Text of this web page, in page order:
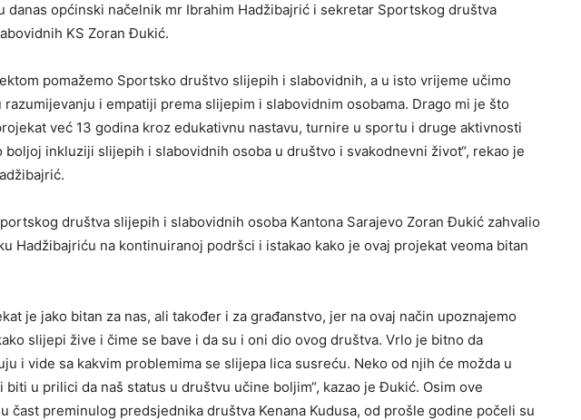
danas općinski načelnik mr Ibrahim Hadžibajrić i sekretar Sportskog društva
KS Zoran Đukić.
pomažemo Sportsko društvo slijepih i slabovidnih, a u isto vrijeme učimo
razumijevanju i empatiji prema slijepim i slabovidnim osobama. Drago mi je što
već 13 godina kroz edukativnu nastavu, turnire u sportu i druge aktivnosti
boljoj inkluziji slijepih i slabovidnih osoba u društvo i svakodnevni život“, rekao je
društva slijepih i slabovidnih osoba Kantona Sarajevo Zoran Đukić zahvalio
Hadžibajriću na kontinuiranoj podršci i istakao kako je ovaj projekat veoma bitan
je jako bitan za nas, ali također i za građanstvo, jer na ovaj način upoznajemo
slijepi žive i čime se bave i da su i oni dio ovog društva. Vrlo je bitno da
i vide sa kakvim problemima se slijepa lica susreću. Neko od njih će možda u
biti u prilici da naš status u društvu učine boljim“, kazao je Đukić. Osim ove
čast preminulog predsjednika društva Kenana Kudusa, od prošle godine počeli su